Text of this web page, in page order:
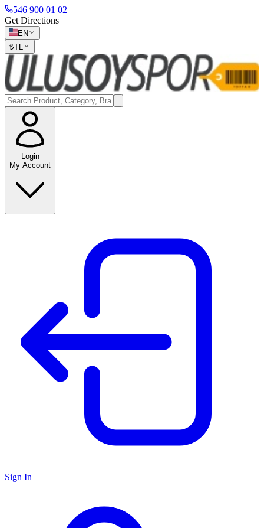
546 900 01 02
Get Directions
EN
₺TL
Login
My Account
Sign In